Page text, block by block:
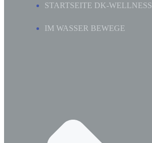
STARTSEITE DK-WELLNESS
IM WASSER BEWEGE